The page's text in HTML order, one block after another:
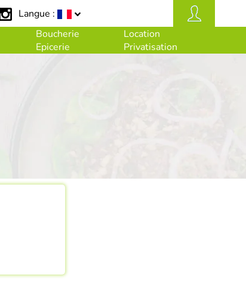
Langue :
Boucherie
Epicerie
Location
Privatisation